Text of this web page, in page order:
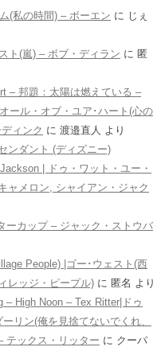
(私の時間) – ボーエン に じぇ
ト(嵐) – ボブ・ディラン に 匿
– 邦題：太陽は燃えている –
ール・オブ・ユア･ハート(心の
ィンク に 渡邉直人 より
ンダント (ディズニー)
| ドゥ・ワット・ユー・
ャメロン, シャイアン・ジャク
ーカップ – ジャック・ストウバ
People) |ゴー･ウェスト(西
レッジ・ピープル) に 匿名 より
– High Noon – Tex Ritter|ドゥ
リン(俺を見捨てないでくれ、
テックス・リッター に クーパ